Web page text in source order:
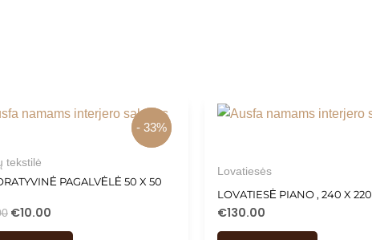
- 33%
- 33%
tekstilė
PAGALVĖLĖ 50 X 50
€10.00
Lovatiesės
LOVATIESĖ PIANO , 240 X 220
€130.00